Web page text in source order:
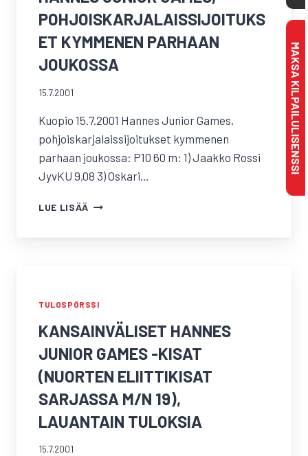
POHJOISKARJALAISSIJOITUKS
ET KYMMENEN PARHAAN
JOUKOSSA
15.7.2001
Kuopio 15.7.2001 Hannes Junior Games,
pohjoiskarjalaissijoitukset kymmenen
parhaan joukossa: P10 60 m: 1) Jaakko Rossi
JyvKU 9,08 3) Oskari…
LUE LISÄÄ HANNES
TULOSPÖRSSI
KANSAINVÄLISET HANNES
JUNIOR GAMES -KISAT
(NUORTEN ELIITTIKISAT
SARJASSA M/N 19),
LAUANTAIN TULOKSIA
15.7.2001
MAKSA KILPAILULISENSSI